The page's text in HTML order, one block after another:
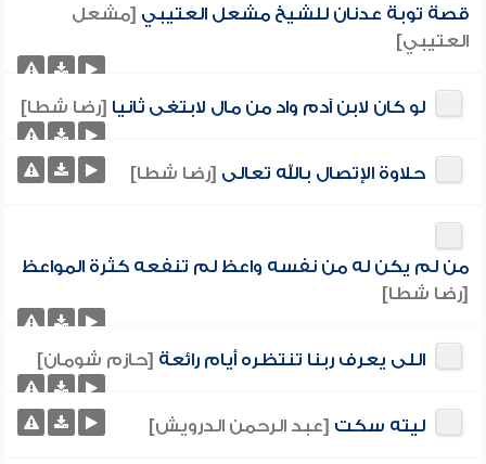
قصة توبة عدنان للشيخ مشعل العتيبي [مشعل
العتيبي]
لو كان لابن آدم واد من مال لابتغى ثانيا [رضا شطا]
حلاوة الإتصال بالله تعالى [رضا شطا]
من لم يكن له من نفسه واعظ لم تنفعه كثرة المواعظ
[رضا شطا]
اللى يعرف ربنا تنتظره أيام رائعة [حازم شومان]
ليته سكت [عبد الرحمن الدرويش]